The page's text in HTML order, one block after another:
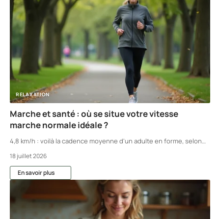
RELAXATION
Marche et santé : où se situe votre vitesse
marche normale idéale ?
4,8 km/h : voilà la cadence moyenne d'un adulte en forme, selon…
18 juillet 2026
En savoir plus